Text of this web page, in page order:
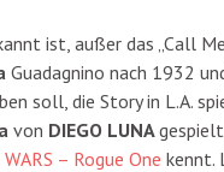
ist, außer das „Call
Guadagnino nach 1932
soll, die Story in L.A.
von DIEGO LUNA
WARS – Rogue One kennt.